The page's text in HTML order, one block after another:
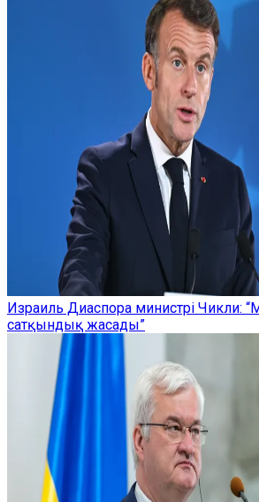
Израиль Диаспора министрі Чикли:
сатқындық жасады”